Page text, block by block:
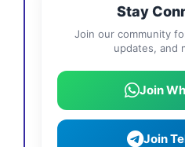
Stay
Join our community
updates, and
Join
Join